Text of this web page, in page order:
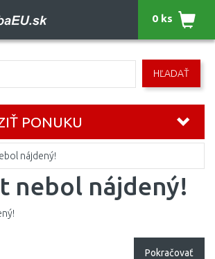
HĽADAŤ
0 ks
PONUKU
nájdený!
nebol nájdený!
Pokračovať